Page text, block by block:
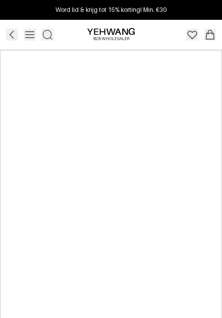
Word lid & krijg tot 15% korting! Min. €30
B2B WHOLESALER